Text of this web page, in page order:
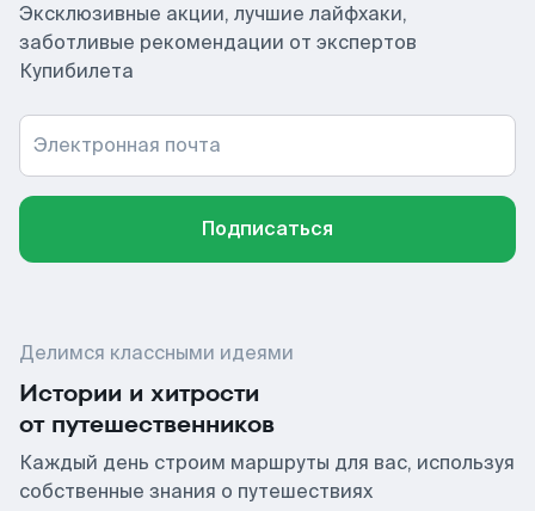
Эксклюзивные акции, лучшие лайфхаки,
заботливые рекомендации от экспертов
Купибилета
Электронная почта
Подписаться
Делимся классными идеями
Истории и хитрости
от путешественников
Каждый день строим маршруты для вас, используя
собственные знания о путешествиях